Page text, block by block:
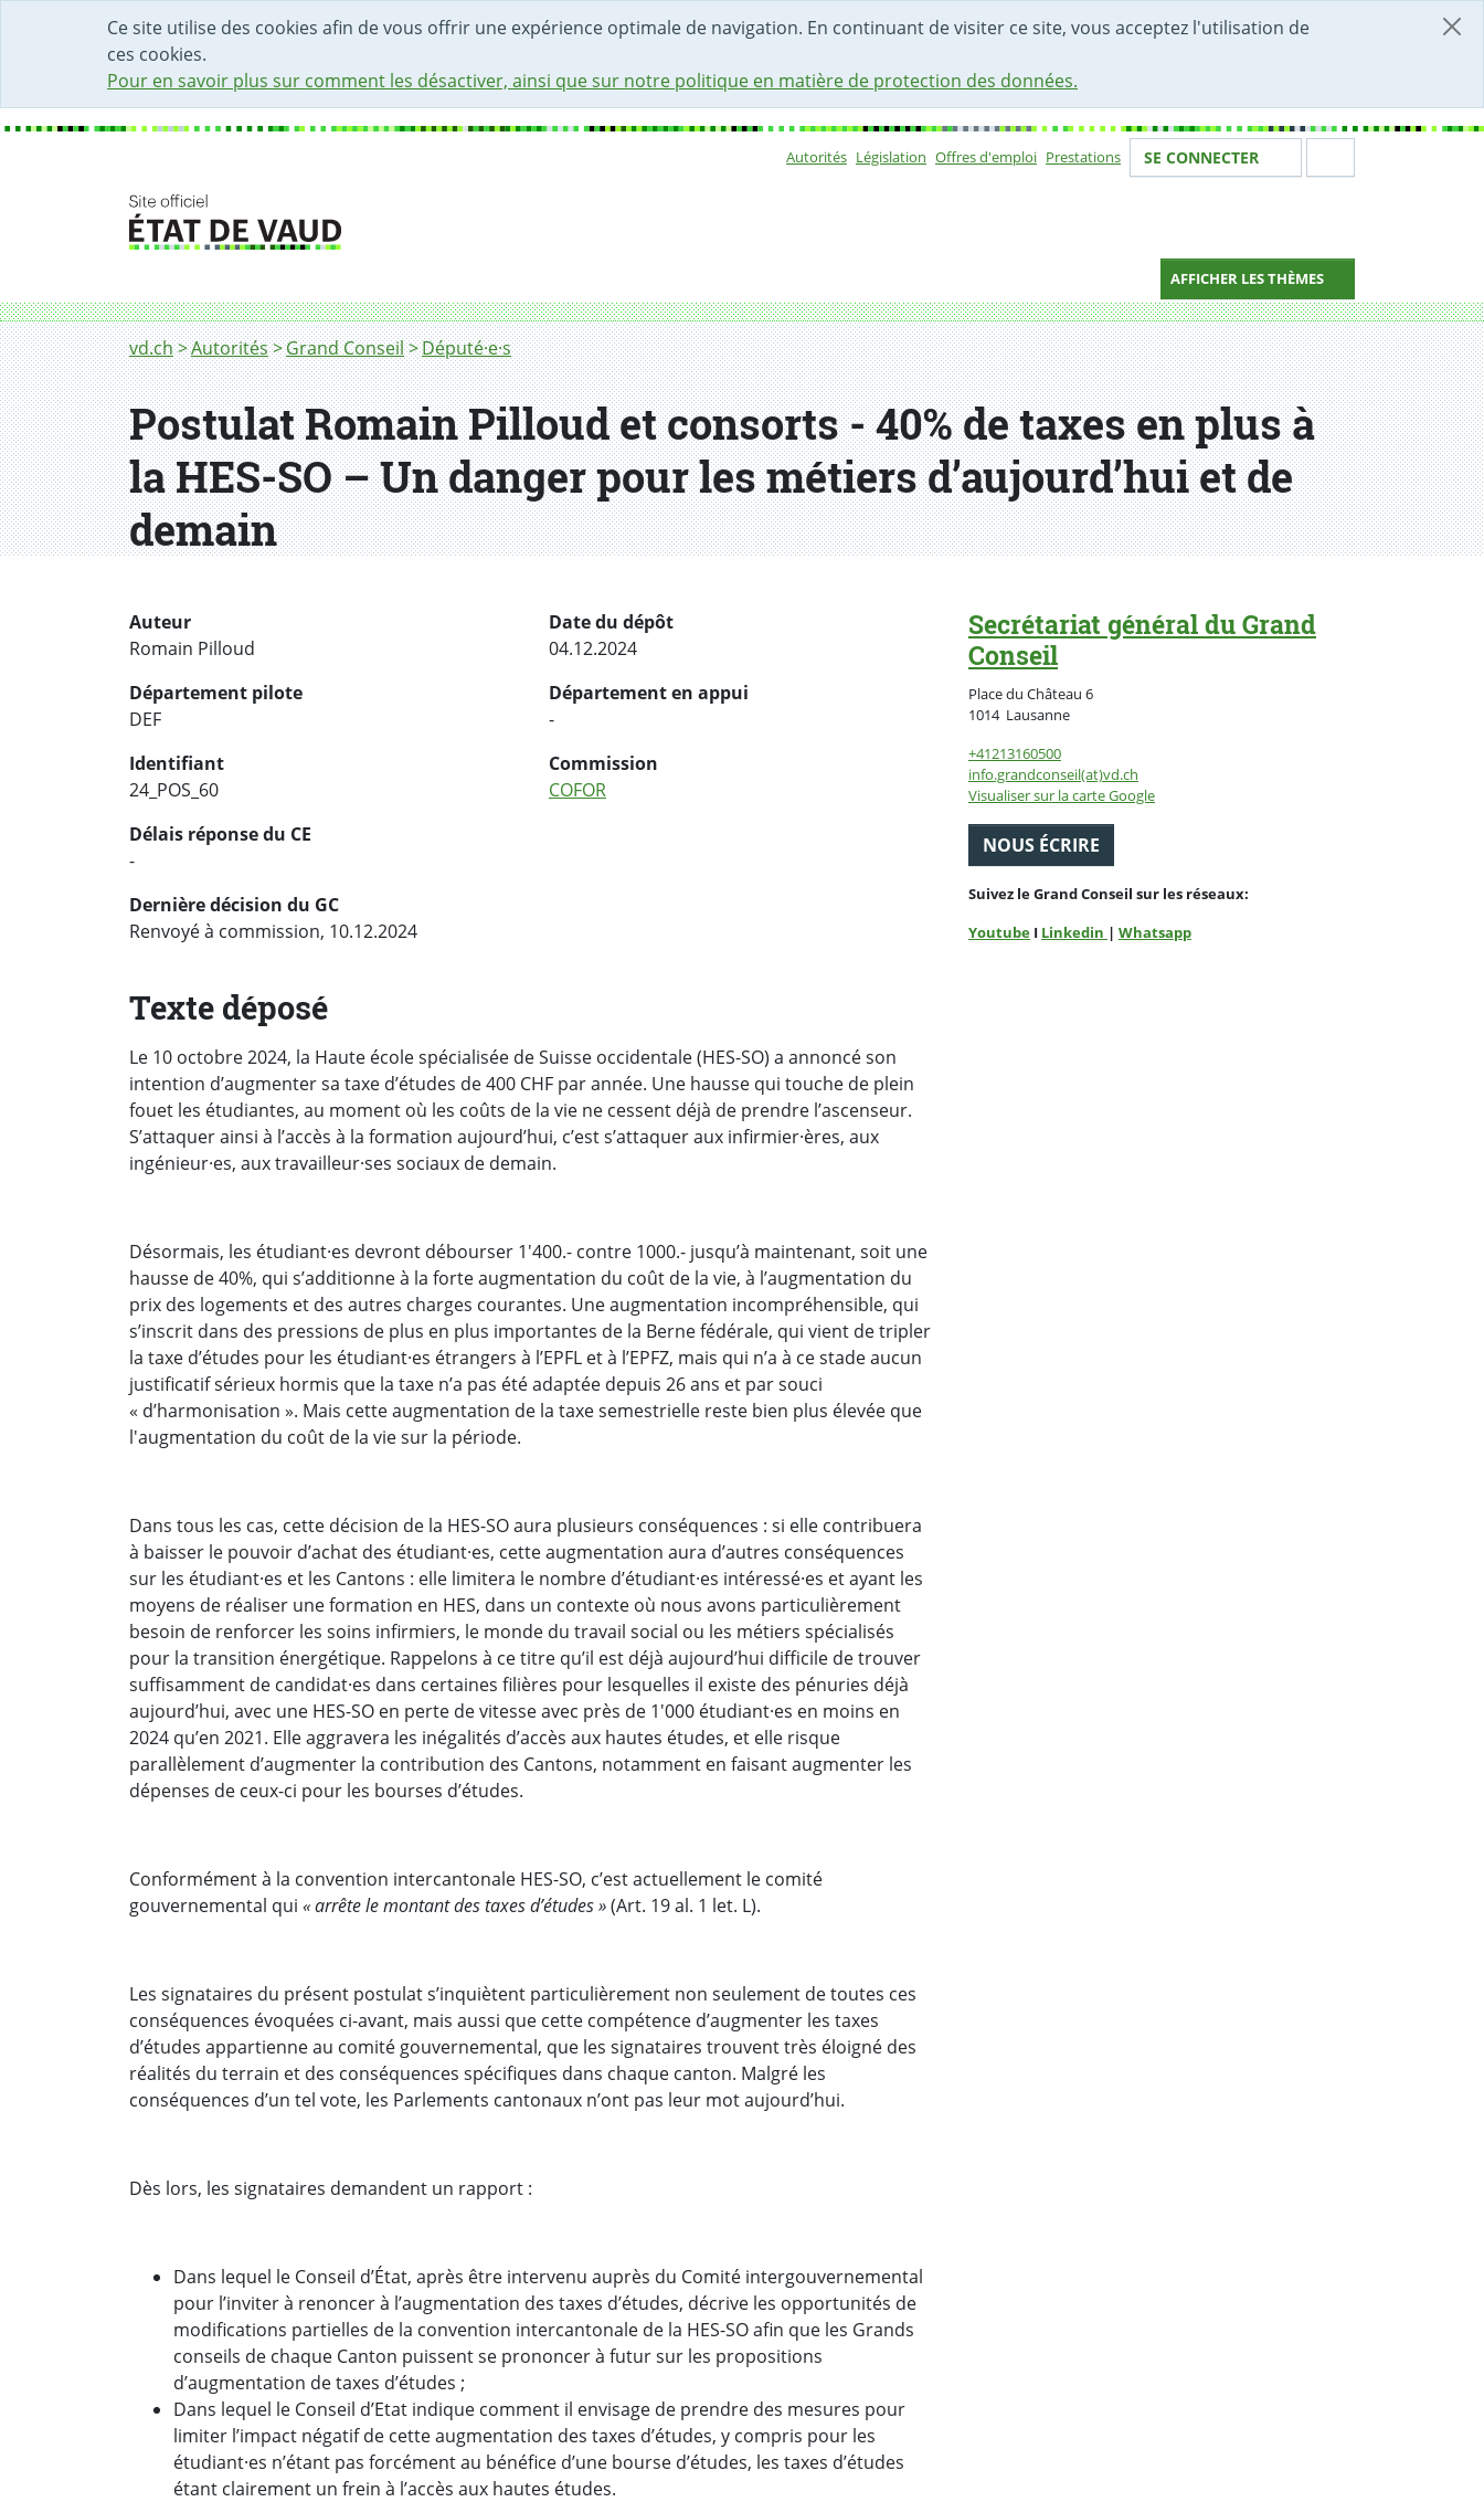
Ce site utilise des cookies afin de vous offrir une expérience optimale de navigation. En continuant de visiter ce site, vous acceptez l'utilisation de
ces cookies.
Pour en savoir plus sur comment les désactiver, ainsi que sur notre politique en matière de protection des données.
DÉBUT DU CONTENU DE LA PAGE
ACCÈS AU CHAMP DE RECHERCHE
PAGE D'ACCUEIL
FORMULAIRE DE CONTACT
Autorités Législation Offres d'emploi Prestations Votre identité
SE CONNECTER
AFFICHER LES THÈMES
Fil d'Ariane
vd.ch Autorités Grand Conseil Député·e·s
Postulat Romain Pilloud et consorts - 40% de taxes en plus à
la HES-SO – Un danger pour les métiers d’aujourd’hui et de
demain
Auteur
Romain Pilloud
Date du dépôt
04.12.2024
Département pilote
DEF
Département en appui
-
Identifiant
24_POS_60
Commission
COFOR
Délais réponse du CE
-
Dernière décision du GC
Renvoyé à commission, 10.12.2024
Texte déposé
Le 10 octobre 2024, la Haute école spécialisée de Suisse occidentale (HES-SO) a annoncé son
intention d’augmenter sa taxe d’études de 400 CHF par année. Une hausse qui touche de plein
fouet les étudiantes, au moment où les coûts de la vie ne cessent déjà de prendre l’ascenseur.
S’attaquer ainsi à l’accès à la formation aujourd’hui, c’est s’attaquer aux infirmier·ères, aux
ingénieur·es, aux travailleur·ses sociaux de demain.
Désormais, les étudiant·es devront débourser 1'400.- contre 1000.- jusqu’à maintenant, soit une
hausse de 40%, qui s’additionne à la forte augmentation du coût de la vie, à l’augmentation du
prix des logements et des autres charges courantes. Une augmentation incompréhensible, qui
s’inscrit dans des pressions de plus en plus importantes de la Berne fédérale, qui vient de tripler
la taxe d’études pour les étudiant·es étrangers à l’EPFL et à l’EPFZ, mais qui n’a à ce stade aucun
justificatif sérieux hormis que la taxe n’a pas été adaptée depuis 26 ans et par souci
« d’harmonisation ». Mais cette augmentation de la taxe semestrielle reste bien plus élevée que
l'augmentation du coût de la vie sur la période.
Dans tous les cas, cette décision de la HES-SO aura plusieurs conséquences : si elle contribuera
à baisser le pouvoir d’achat des étudiant·es, cette augmentation aura d’autres conséquences
sur les étudiant·es et les Cantons : elle limitera le nombre d’étudiant·es intéressé·es et ayant les
moyens de réaliser une formation en HES, dans un contexte où nous avons particulièrement
besoin de renforcer les soins infirmiers, le monde du travail social ou les métiers spécialisés
pour la transition énergétique. Rappelons à ce titre qu’il est déjà aujourd’hui difficile de trouver
suffisamment de candidat·es dans certaines filières pour lesquelles il existe des pénuries déjà
aujourd’hui, avec une HES-SO en perte de vitesse avec près de 1'000 étudiant·es en moins en
2024 qu’en 2021. Elle aggravera les inégalités d’accès aux hautes études, et elle risque
parallèlement d’augmenter la contribution des Cantons, notamment en faisant augmenter les
dépenses de ceux-ci pour les bourses d’études.
Conformément à la convention intercantonale HES-SO, c’est actuellement le comité
gouvernemental qui « arrête le montant des taxes d’études »(Art. 19 al. 1 let. L).
Les signataires du présent postulat s’inquiètent particulièrement non seulement de toutes ces
conséquences évoquées ci-avant, mais aussi que cette compétence d’augmenter les taxes
d’études appartienne au comité gouvernemental, que les signataires trouvent très éloigné des
réalités du terrain et des conséquences spécifiques dans chaque canton. Malgré les
conséquences d’un tel vote, les Parlements cantonaux n’ont pas leur mot aujourd’hui.
Dès lors, les signataires demandent un rapport :
Dans lequel le Conseil d’État, après être intervenu auprès du Comité intergouvernemental
pour l’inviter à renoncer à l’augmentation des taxes d’études, décrive les opportunités de
modifications partielles de la convention intercantonale de la HES-SO afin que les Grands
conseils de chaque Canton puissent se prononcer à futur sur les propositions
d’augmentation de taxes d’études ;
Dans lequel le Conseil d’Etat indique comment il envisage de prendre des mesures pour
limiter l’impact négatif de cette augmentation des taxes d’études, y compris pour les
étudiant·es n’étant pas forcément au bénéfice d’une bourse d’études, les taxes d’études
étant clairement un frein à l’accès aux hautes études.
Secrétariat général du Grand
Conseil
Place du Château 6
1014 LausanneSuisse
+41213160500
info.grandconseil(at)vd.ch
Visualiser sur la carte Google
NOUS ÉCRIRE
Suivez le Grand Conseil sur les réseaux:
Youtube I Linkedin | Whatsapp